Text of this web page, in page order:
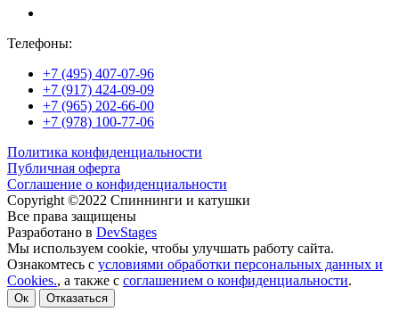
Телефоны:
+7 (495) 407-07-96
+7 (917) 424-09-09
+7 (965) 202-66-00
+7 (978) 100-77-06
Политика конфиденциальности
Публичная оферта
Соглашение о конфиденциальности
Copyright ©2022 Спиннинги и катушки
Все права защищены
Разработано в DevStages
Мы используем cookie, чтобы улучшать работу сайта.
Ознакомтесь с условиями обработки персональных данных и
Cookies., а также с соглашением о конфиденциальности.
Ок Отказаться